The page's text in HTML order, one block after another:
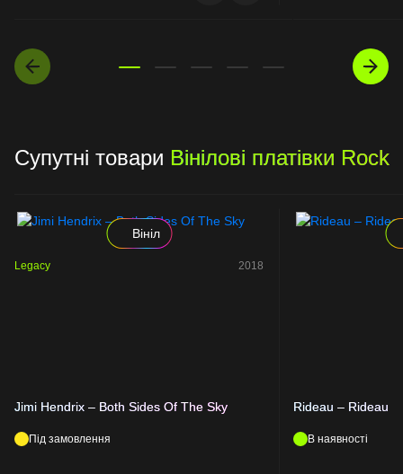
Супутні товари Вінілові платівки Rock
Вініл
Legacy 2018
Jimi Hendrix – Both Sides Of The Sky
Під замовлення
Rideau – Rideau
В наявності